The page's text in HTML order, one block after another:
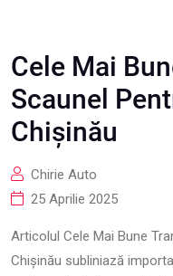
Cele Mai
Scaunel
Chișinău
Chirie Auto
25 Aprilie 2025
Articolul Cele Mai Bune
Chișinău subliniază